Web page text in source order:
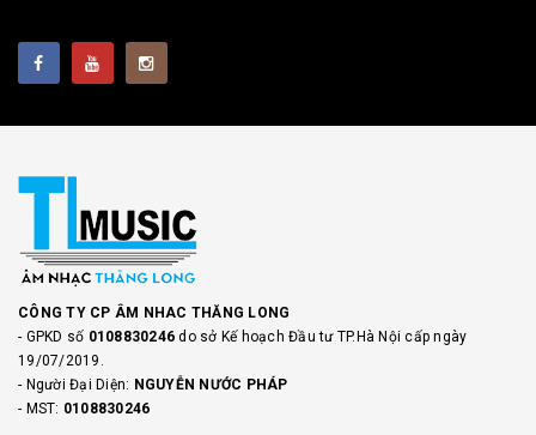
CÔNG TY CP ÂM NHAC THĂNG LONG
- GPKD số 0108830246do sở Kế hoạch Đầu tư TP.Hà Nội cấp ngày
19/07/2019.
- Người Đại Diện: NGUYỄN NƯỚC PHÁP
- MST: 0108830246